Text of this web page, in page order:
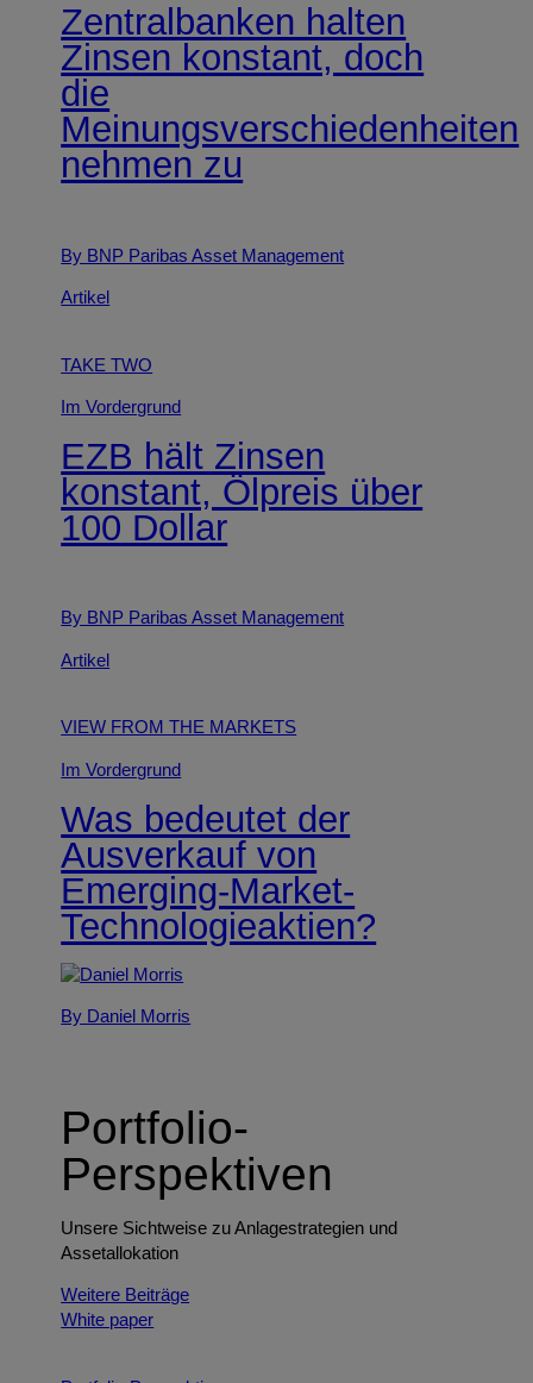
Zentralbanken halten
Zinsen konstant, doch
die
Meinungsverschiedenheiten
nehmen zu
By BNP Paribas Asset Management
Artikel
TAKE TWO
Im Vordergrund
EZB hält Zinsen
konstant, Ölpreis über
100 Dollar
By BNP Paribas Asset Management
Artikel
VIEW FROM THE MARKETS
Im Vordergrund
Was bedeutet der
Ausverkauf von
Emerging-Market-
Technologieaktien?
By Daniel Morris
Portfolio-
Perspektiven
Unsere Sichtweise zu Anlagestrategien und
Assetallokation
Weitere Beiträge
White paper